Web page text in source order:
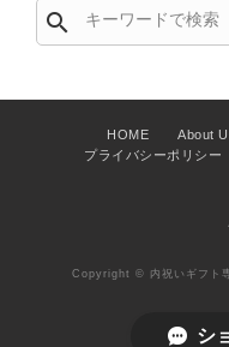
search
HOME About
プライバシーポリシー
Copyright © 内祝いギフト
シ